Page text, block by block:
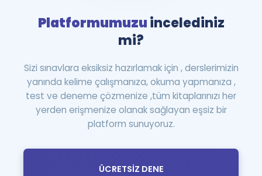
Platformumuzuincelediniz
mi?
Sizi sınavlara eksiksiz hazırlamak için , derslerimizin
yanında kelime çalışmanıza, okuma yapmanıza ,
test ve deneme çözmenize ,tüm kitaplarınızı her
yerden erişmenize olanak sağlayan eşsiz bir
platform sunuyoruz.
ÜCRETSİZ DENE